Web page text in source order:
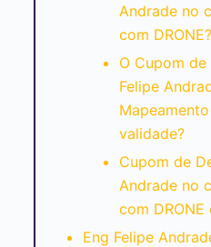
Andrade no
com DRONE?
O Cupom
Felipe
validade?
Cupom de
Andrade no
com
Eng Felipe